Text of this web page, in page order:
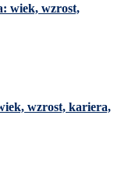
wiek, wzrost,
wzrost, kariera,